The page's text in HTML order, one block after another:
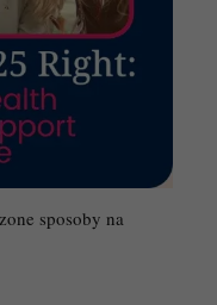
sposoby na